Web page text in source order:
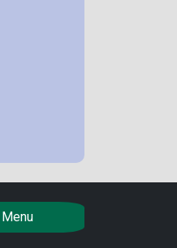
Menu